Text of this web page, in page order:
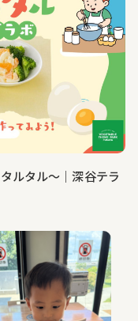
ルタル～｜深谷テラ